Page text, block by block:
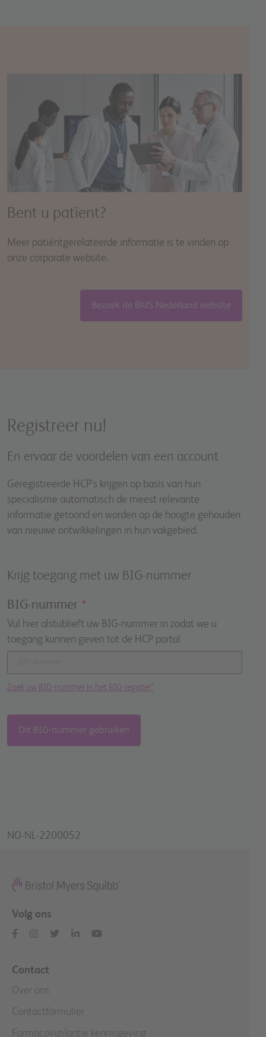
Bent u patïent?
Meer patiëntgerelateerde informatie is te vinden op
onze corporate website.
Bezoek de BMS Nederland website
Registreer nu!
En ervaar de voordelen van een account
Geregistreerde HCP's krijgen op basis van hun
specialisme automatisch de meest relevante
informatie getoond en worden op de hoogte gehouden
van nieuwe ontwikkelingen in hun vakgebied.
Krijg toegang met uw BIG-nummer
BIG-nummer
Vul hier alstublieft uw BIG-nummer in zodat we u
toegang kunnen geven tot de HCP portal
Zoek uw BIG-nummer in het BIG-register*
NO-NL-2200052
Volg ons
Contact
Over ons
Contactformulier
Farmacovigilantie kennisgeving